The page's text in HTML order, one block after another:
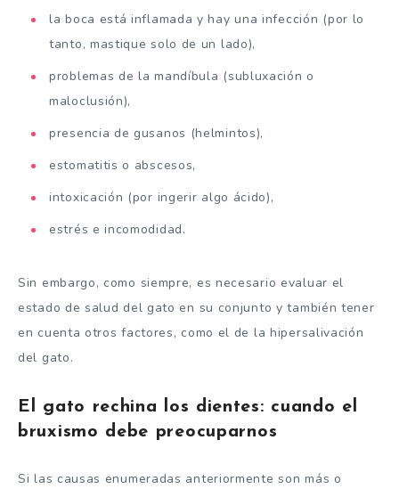
la boca está inflamada y hay una infección (por lo
tanto, mastique solo de un lado),
problemas de la mandíbula (subluxación o
maloclusión),
presencia de gusanos (helmintos),
estomatitis o abscesos,
intoxicación (por ingerir algo ácido),
estrés e incomodidad.
Sin embargo, como siempre, es necesario evaluar el
estado de salud del gato en su conjunto y también tener
en cuenta otros factores, como el de la hipersalivación
del gato.
El gato rechina los dientes: cuando el
bruxismo debe preocuparnos
Si las causas enumeradas anteriormente son más o